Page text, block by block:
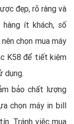
đẹp, rõ ràng và
ít khách, số
chọn mua máy
K58 để tiết kiệm
dụng.
bảo chất lượng
chọn máy in bill
Tránh việc mua